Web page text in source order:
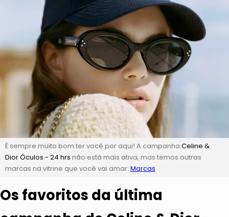
É sempre muito bom ter você por aqui! A campanha Celine &
Dior Óculos - 24 hrs não está mais ativa, mas temos outras
marcas na vitrine que você vai amar: Marcas
Os favoritos da última